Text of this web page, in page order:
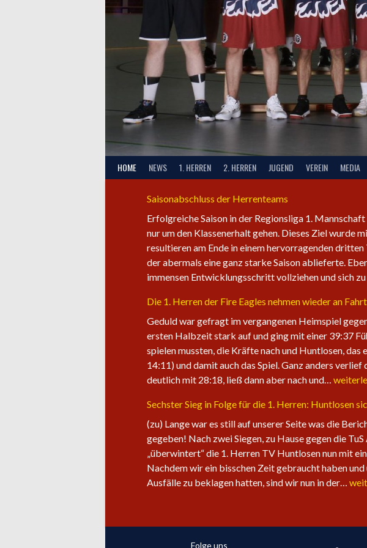
HOME NEWS 1. HERREN 2. HERREN JUGEND VEREIN MEDIA
Saisonabschluss der Herrenteams
Erfolgreiche Saison in der Regionsliga 1.
nur um den Klassenerhalt gehen. Dieses Ziel wurde
resultieren am Ende in einem hervorragenden
der abermals eine ganz starke Saison ablieferte.
immensen Entwicklungsschritt vollziehen und sich
Die 1. Herren der Fire Eagles nehmen wieder an
Geduld war gefragt im vergangenen Heimspiel
ersten Halbzeit stark auf und ging mit einer 39:37
spielen mussten, die Kräfte nach und Huntlosen,
14:11) und damit auch das Spiel. Ganz anders
deutlich mit 28:18, ließ dann aber nach und… Die
Herren
der
Fire
Eagles
nehmen
wieder
auf
Sechster Sieg in Folge für die 1. Herren: Huntlosen
(zu) Lange war es still auf unserer Seite was die
gegeben! Nach zwei Siegen, zu Hause gegen die
„überwintert“ die 1. Herren TV Huntlosen nun mit
Nachdem wir ein bisschen Zeit gebraucht haben und
Ausfälle zu beklagen hatten, sind wir nun in der…
Folge uns